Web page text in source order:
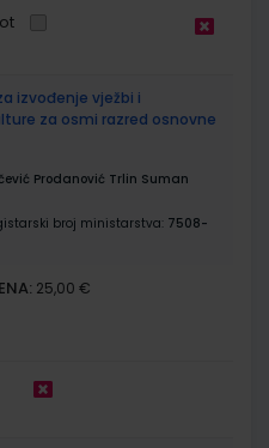
izvođenje vježbi i
za osmi razred osnovne
Prodanović Trlin Suman
broj ministarstva: 7508-
25,00 €